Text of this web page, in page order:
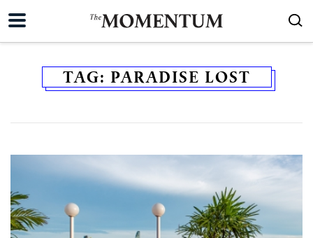
TAG: PARADISE LOST